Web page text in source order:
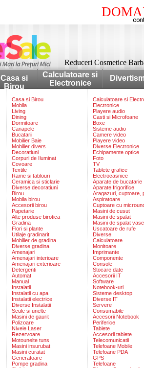
Reduceri Cosmetice
Casa si
Birou
Calculatoare si
Electronice
Casa si Birou
Mobila
Living
Dining
Dormitoare
Canapele
Bucatarii
Mobilier Baie
Mobilier divers
Decoratiuni
Corpuri de Iluminat
Covoare
Textile
Rame si tablouri
Ceramica si sticlarie
Diverse decoratiuni
Birou
Mobila birou
Accesorii birou
Papetarie
Alte produse birotica
Gradina
Flori si plante
Utilaje gradinarit
Mobilier de gradina
Diverse gradina
Amenajari
Amenajari interioare
Amenajari exterioare
Detergenti
Automat
Manual
Instalatii
Instalatii cu apa
Instalatii electrice
Diverse Instalatii
Scule si unelte
Masini de gaurit
Polizoare
Nivele Laser
Rezervoare
Motounelte tuns
Masini insurubat
Masini curatat
Generatoare
Pompe gradina
Calculatoare si
Electronice
Playere audio
Casti si Microfoane
Boxe
Sisteme audio
Camere video
Playere video
Diverse Electronice
Echipamente optice
Foto
TV
Tablete grafice
Electrocasnice
Aparate de bucatarie
Aparate frigorifice
Aragazuri, cuptoare,
Aspiratoare
Cuptoare cu
Masini de cusut
Masini de spalat
Masini de spalat vase
Uscatoare de rufe
Diverse
Calculatoare
Monitoare
Imprimante
Componente
Console
Stocare date
Accesorii IT
Software
Notebook-uri
Sisteme desktop
Diverse IT
Servere
Consumabile
Accesorii Notebook
Periferice
Tablete
Accesorii tablete
Telecomunicatii
Telefoane Mobile
Telefoane PDA
GPS
Telefoane